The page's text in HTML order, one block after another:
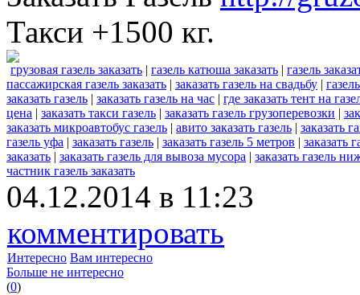
Такси +1500 кг.
грузовая газель заказать | газель катюша заказать | газель
пассажирская газель заказать | заказать газель на свадьбу |
заказать газель | заказать газель на час | где заказать тент на
цена | заказать такси газель | заказать газель грузоперевозки |
заказать микроавтобус газель | авито заказать газель | заказать
газель уфа | заказать газель | заказать газель 5 метров | заказать
заказать | заказать газель для вывоза мусора | заказать газель
частник газель заказать
04.12.2014 в 11:23
комментировать
Интересно Вам интересно
Больше не интересно
(0)